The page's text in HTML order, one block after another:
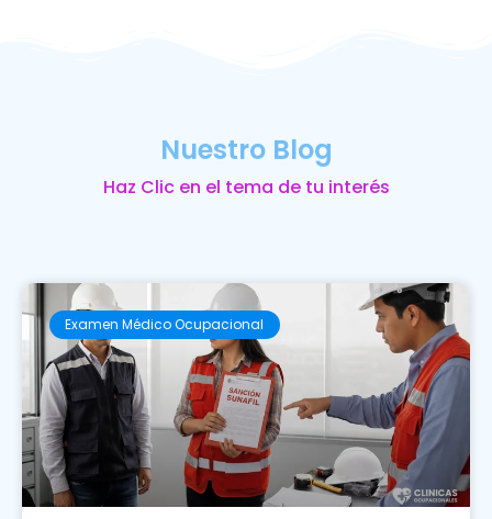
Nuestro Blog
Haz Clic en el tema de tu interés
Examen Médico Ocupacional